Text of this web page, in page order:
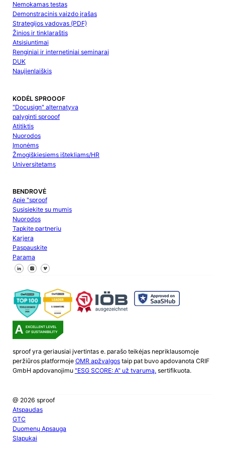
Nemokamas testas
Demonstracinis vaizdo įrašas
Strategijos vadovas (PDF)
Žinios ir tinklaraštis
Atsisiuntimai
Renginiai ir internetiniai seminarai
DUK
Naujienlaiškis
KODĖL SPROOOF
"Docusign" alternatyva
palyginti sprooof
Atitiktis
Nuorodos
Įmonėms
Žmogiškiesiems ištekliams/HR
Universitetams
BENDROVĖ
Apie "sproof
Susisiekite su mumis
Nuorodos
Tapkite partneriu
Karjera
Paspauskite
Parama
Sekite mus "Facebook
Sekite mus X
Sekite mus "LinkedIn
sproof yra geriausiai įvertintas e. parašo teikėjas nepriklausomoje
peržiūros platformoje OMR apžvalgostaip pat buvo apdovanota CRIF
GmbH apdovanojimu "ESG SCORE: A" už tvarumą.sertifikuota.
@ 2026 sproof
Atspaudas
GTC
Duomenų Apsauga
Slapukai